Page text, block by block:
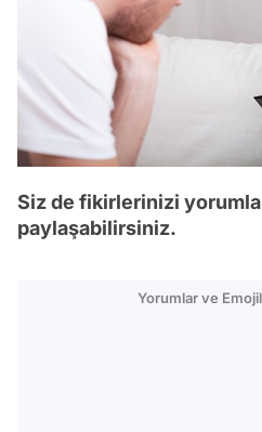
Siz de fikirlerinizi
paylaşabilirsiniz.
Yorumlar ve